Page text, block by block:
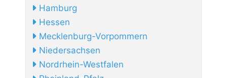
Hamburg
Hessen
Mecklenburg-Vorpommern
Niedersachsen
Nordrhein-Westfalen